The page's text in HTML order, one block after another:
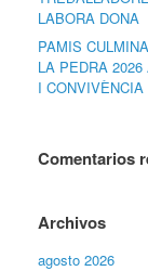
LABORA DONA
PAMIS
LA PEDRA
I CONVIVÈNCIA
Comentarios
Archivos
agosto 2026